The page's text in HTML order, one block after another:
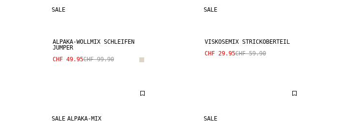
SALE
ALPAKA-WOLLMIX SCHLEIFEN
JUMPER
CHF 49.95CHF 99.90
SALE
VISKOSEMIX STRICKOBERTEIL
CHF 29.95CHF 59.90
SALE ALPAKA-MIX SALE